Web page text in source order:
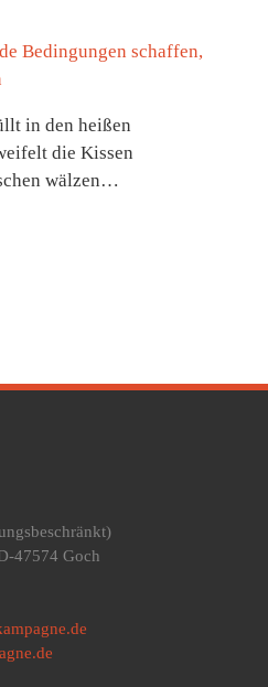
Bedingungen schaffen,
in den heißen
die Kissen
wälzen…
47574 Goch